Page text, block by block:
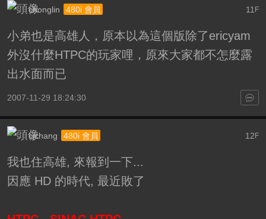
11 F
chonglin 480i 會員
小弟也是高雄人，原本以為這個版除了ericyam
外沒什麼HTPC的玩家哩，原來大家都不怎麼露
出水面而已
2007-11-29 18:24:30
12 F
cjchang 480i 會員
我也住高雄, 來報到一下...
因應 HD 的時代, 最近敗了